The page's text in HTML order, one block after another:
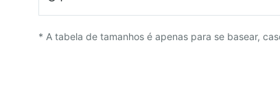
* A tabela de tamanhos é apenas para se basear,